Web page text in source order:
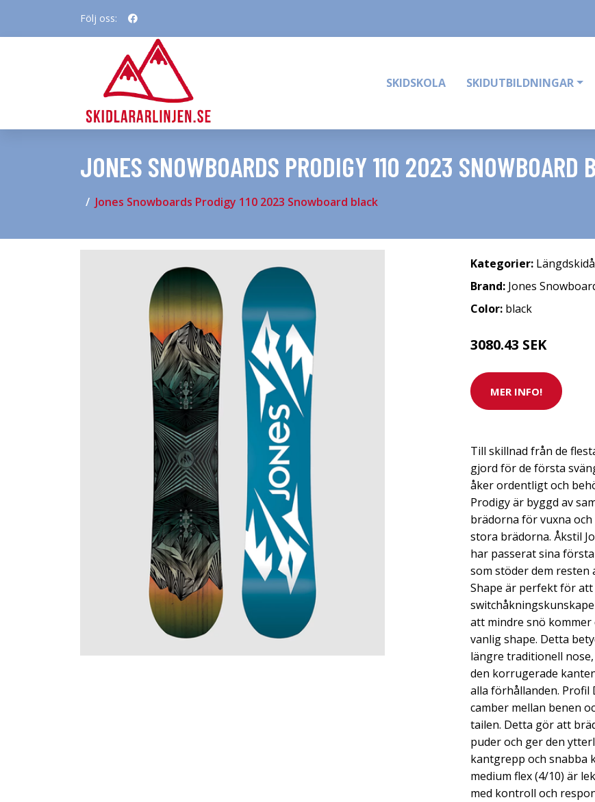
Följ oss:
SKIDSKOLA SKIDUTBILDNINGAR
JONES SNOWBOARDS PRODIGY 110 2023 SNOWBOARD
Jones Snowboards Prodigy 110 2023 Snowboard black
Kategorier:
Brand: Jones
Color: black
3080.43 SEK
MER INFO!
Till skillnad från de
gjord för de första
åker ordentligt och
Prodigy är byggd av
brädorna för vuxna
stora brädorna. Åkstil
har passerat sina
som stöder dem resten
Shape är perfekt för
att mindre snö kommer
vanlig shape. Detta
längre traditionell
den korrugerade
alla förhållanden. Profil
camber mellan benen
tailen. Detta gör att
puder och ger den
kantgrepp och snabba
medium flex (4/10) är
med kontroll och